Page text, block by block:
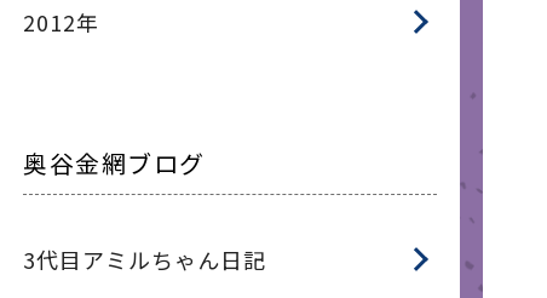
2012年
奥谷金網ブログ
3代目アミルちゃん日記